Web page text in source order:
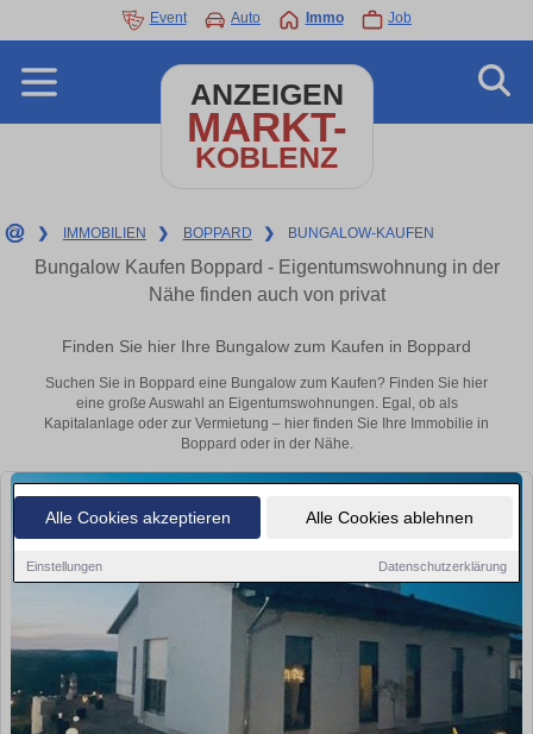
Alle Cookies akzeptieren Alle Cookies ablehnen
Einstellungen Datenschutzerklärung
Event Auto Immo Job
ANZEIGEN
MARKT-
KOBLENZ
❯ IMMOBILIEN ❯ BOPPARD ❯ BUNGALOW-KAUFEN
Bungalow Kaufen Boppard - Eigentumswohnung in der
Nähe finden auch von privat
Finden Sie hier Ihre Bungalow zum Kaufen in Boppard
Suchen Sie in Boppard eine Bungalow zum Kaufen? Finden Sie hier
eine große Auswahl an Eigentumswohnungen. Egal, ob als
Kapitalanlage oder zur Vermietung – hier finden Sie Ihre Immobilie in
Boppard oder in der Nähe.